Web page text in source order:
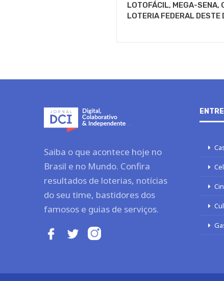
LOTOFÁCIL, MEGA-SENA,
LOTERIA FEDERAL DESTE
Saiba o que acontece hoje no
Brasil e no Mundo. Confira
resultados de loterias, notícias
do seu time, bastidores dos
famosos e guias de serviços.